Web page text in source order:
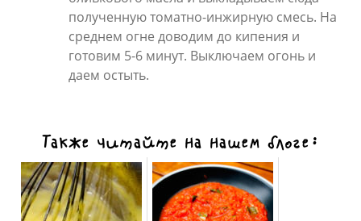
полученную томатно-инжирную смесь. На
среднем огне доводим до кипения и
готовим 5-6 минут. Выключаем огонь и
даем остыть.
Также читайте на нашем блоге: